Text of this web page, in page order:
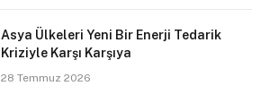
Asya Ülkeleri Yeni Bir Enerji Tedarik
Kriziyle Karşı Karşıya
28 Temmuz 2026